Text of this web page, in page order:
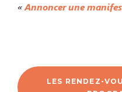
«Annoncer une
LES RENDEZ-